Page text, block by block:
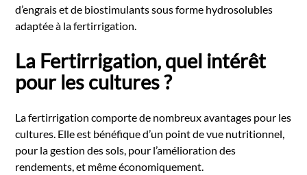
d’engrais et de biostimulants sous forme hydrosolubles
adaptée à la fertirrigation.
La Fertirrigation, quel intérêt
pour les cultures ?
La fertirrigation comporte de nombreux avantages pour les
cultures. Elle est bénéfique d’un point de vue nutritionnel,
pour la gestion des sols, pour l’amélioration des
rendements, et même économiquement.